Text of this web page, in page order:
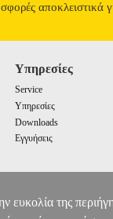
Υπηρεσίες
Service
Υπηρεσίες
Downloads
Εγγυήσεις
ευκολία της